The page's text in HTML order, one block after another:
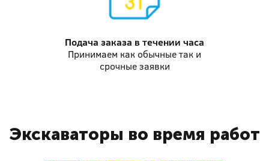
Подача заказа в течении часа
Принимаем как обычные так и
срочные заявки
Экскаваторы во время работ